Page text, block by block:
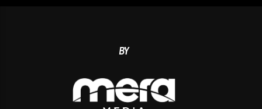
BY